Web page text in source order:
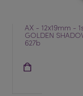
AX - 12x19mm -
GOLDEN
627b